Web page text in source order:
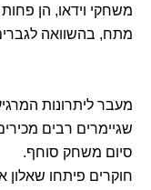
משחקי וידאו, הן
מתח, בהשוואה
מעבר ליתרונות
שגיימרים רבים
סיום משחק סוחף.